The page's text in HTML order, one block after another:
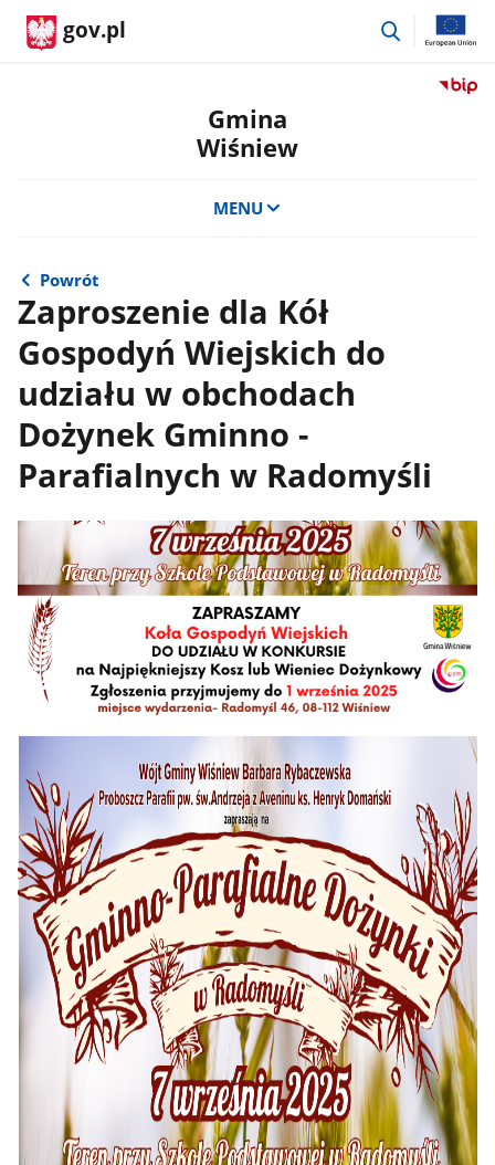
gov.pl
przejdź
Przejdź
Gmina
Wiśniew
MENU
Powrót
Zaproszenie dla Kół
Gospodyń Wiejskich do
udziału w obchodach
Dożynek Gminno -
Parafialnych w Radomyśli